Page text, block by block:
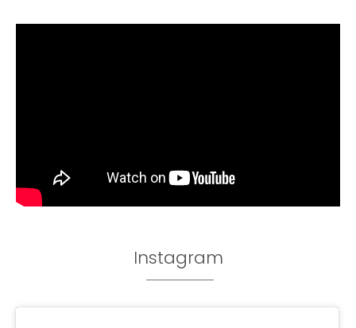
Instagram